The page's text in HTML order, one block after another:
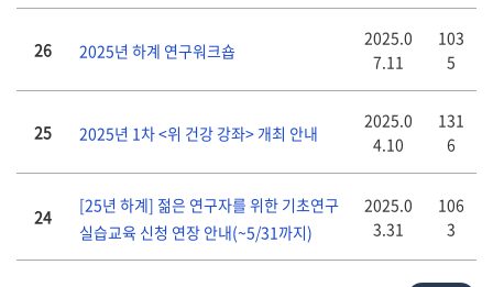
26 2025년 하계 연구워크숍
2025.0
7.11
103
5
25 2025년 1차 <위 건강 강좌> 개최 안내
2025.0
4.10
131
6
24
[25년 하계] 젊은 연구자를 위한 기초연구
실습교육 신청 연장 안내(~5/31까지)
2025.0
3.31
106
3